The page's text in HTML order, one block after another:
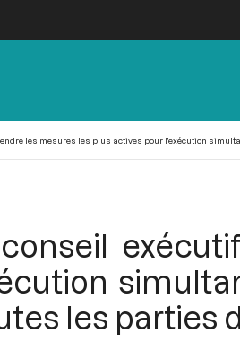
les mesures les plus actives pour l’exécution
les parties